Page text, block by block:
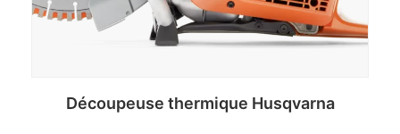
Découpeuse thermique Husqvarna